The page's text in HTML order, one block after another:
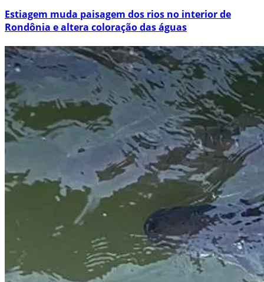
Estiagem muda paisagem dos rios no interior de
Rondônia e altera coloração das águas